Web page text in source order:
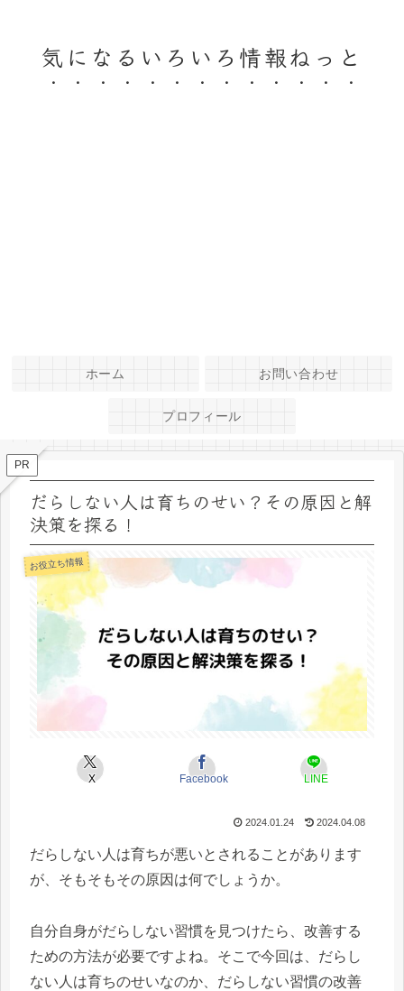
気になるいろいろ情報ねっと
ホーム お問い合わせ
プロフィール
PR
だらしない人は育ちのせい？その原因と解
決策を探る！
お役立ち情報
X Facebook LINE
2024.01.24 2024.04.08
だらしない人は育ちが悪いとされることがあります
が、そもそもその原因は何でしょうか。
自分自身がだらしない習慣を見つけたら、改善する
ための方法が必要ですよね。そこで今回は、だらし
ない人は育ちのせいなのか、だらしない習慣の改善